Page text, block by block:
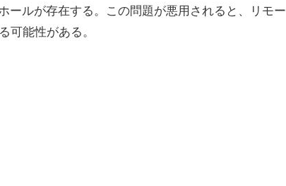
ールが存在する。この問題が悪用されると、リモ
能性がある。